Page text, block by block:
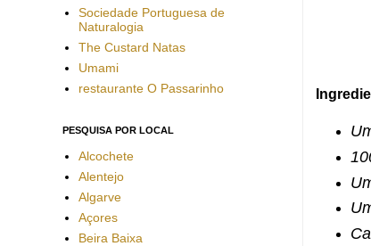
Sociedade Portuguesa de
Naturalogia
The Custard Natas
Umami
restaurante O Passarinho
PESQUISA POR LOCAL
Alcochete
Alentejo
Algarve
Açores
Beira Baixa